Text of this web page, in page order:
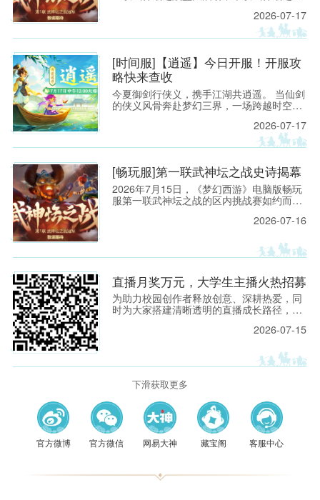
支队伍报名。 其中，来自【建邺城】的「八
级大狂风．」队伍更是凭借极高的人气，在
跨服投票环节一骑绝尘，成为畅玩服第一个
2026-07-17
[时间服]【逍遥】今日开服！开服攻
略快来查收
今夏御剑行侠义，携手江湖共逍遥。 当仙剑
的侠义风骨奔赴梦幻三界，一场跨越时空的
2026-07-17
[畅玩服]第一联武神坛之战史诗揭幕
2026年7月15日，《梦幻西游》电脑版畅玩
服第一联武神坛之战的区内挑战赛如约而
武神坛之战有着非比寻常的意义。2026-07-16
直播月奖万元，大学生主播火热招募
为助力校园创作者释放创意、深耕热爱，同
时为大家搭建清晰透明的直播成长路径，
学生主播专属激励计划，以现金奖励与成长
档现金激励 本次激励计划以「直播平均在线
人数（ACU）」为核心梯度，搭配清晰的时
薪与月度奖励上限，直播时长越稳、人气越
高，奖励越丰厚，具体档位如下： 直播平均
在线人数 小时单价（元） 月度最高奖励金
（元） 备注说明 ≥5（仅限新主播首月） 33.
2026-07-15
下滑获取更多
官方微博 官方微信 网易大神 藏宝阁 客服中心